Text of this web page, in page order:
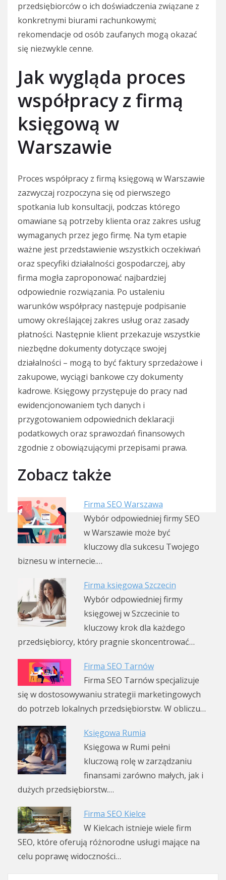
przedsiębiorców o ich doświadczenia związane z
konkretnymi biurami rachunkowymi;
rekomendacje od osób zaufanych mogą okazać
się niezwykle cenne.
Jak wygląda proces
współpracy z firmą
księgową w
Warszawie
Proces współpracy z firmą księgową w Warszawie
zazwyczaj rozpoczyna się od pierwszego
spotkania lub konsultacji, podczas którego
omawiane są potrzeby klienta oraz zakres usług
wymaganych przez jego firmę. Na tym etapie
ważne jest przedstawienie wszystkich oczekiwań
oraz specyfiki działalności gospodarczej, aby
firma mogła zaproponować najbardziej
odpowiednie rozwiązania. Po ustaleniu
warunków współpracy następuje podpisanie
umowy określającej zakres usług oraz zasady
płatności. Następnie klient przekazuje wszystkie
niezbędne dokumenty dotyczące swojej
działalności – mogą to być faktury sprzedażowe i
zakupowe, wyciągi bankowe czy dokumenty
kadrowe. Księgowy przystępuje do pracy nad
ewidencjonowaniem tych danych i
przygotowaniem odpowiednich deklaracji
podatkowych oraz sprawozdań finansowych
zgodnie z obowiązującymi przepisami prawa.
Zobacz także
Firma SEO Warszawa
Wybór odpowiedniej firmy SEO
w Warszawie może być
kluczowy dla sukcesu Twojego
biznesu w internecie.…
Firma księgowa Szczecin
Wybór odpowiedniej firmy
księgowej w Szczecinie to
kluczowy krok dla każdego
przedsiębiorcy, który pragnie skoncentrować…
Firma SEO Tarnów
Firma SEO Tarnów specjalizuje
się w dostosowywaniu strategii marketingowych
do potrzeb lokalnych przedsiębiorstw. W obliczu…
Księgowa Rumia
Księgowa w Rumi pełni
kluczową rolę w zarządzaniu
finansami zarówno małych, jak i
dużych przedsiębiorstw.…
Firma SEO Kielce
W Kielcach istnieje wiele firm
SEO, które oferują różnorodne usługi mające na
celu poprawę widoczności…